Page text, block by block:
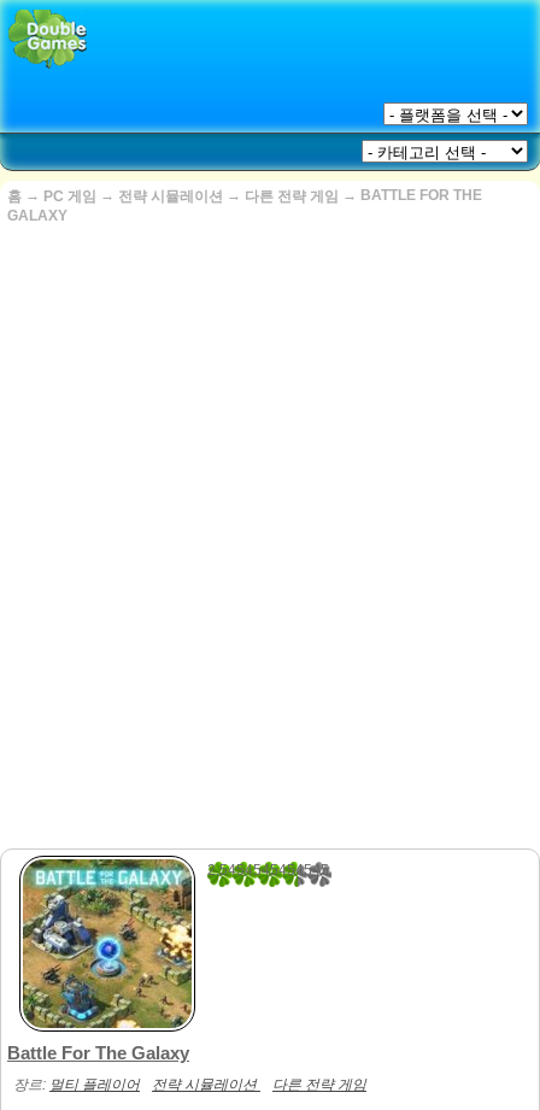
홈 → PC 게임 → 전략 시뮬레이션 → 다른 전략 게임 → BATTLE FOR THE
GALAXY
2.5454545454545
Battle For The Galaxy
장르: 멀티 플레이어 전략 시뮬레이션 다른 전략 게임